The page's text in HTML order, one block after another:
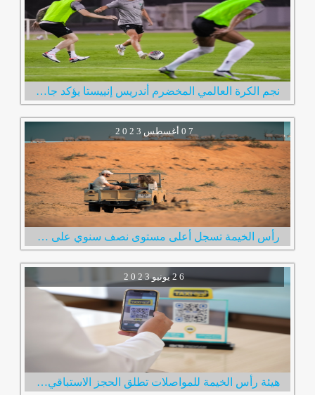
نجم الكرة العالمي المخضرم أندريس إنييستا يؤكد جاهزيته لخوض أولى مبارياته مع نادي الإمارات
2 0 2 3 0 7
رأس الخيمة تسجل أعلى مستوى نصف سنوي على الإطلاق في عدد الزوار الإمارة استقبلت 600 ألف زائر خلال النصف الأول من العام
2 0 2 3 يونيو2 6
هيئة رأس الخيمة للمواصلات تطلق الحجز الاستباقي لخدمة مركبات الأجرة عبر رمز الاستجابة السريع